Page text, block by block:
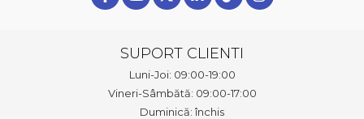
SUPORT CLIENTI
Luni-Joi: 09:00-19:00
Vineri-Sâmbătă: 09:00-17:00
Duminică: închis